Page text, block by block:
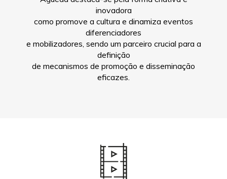
inovadora
como promove a cultura e dinamiza eventos
diferenciadores
e mobilizadores, sendo um parceiro crucial para a
definição
de mecanismos de promoção e disseminação
eficazes.